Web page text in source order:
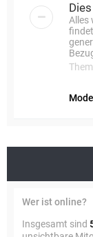
Alles
Wer ist online?
Insgesamt sind